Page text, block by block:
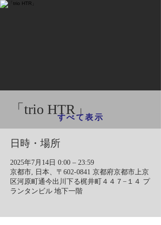
「trio HTR」​
日時・場所
2025年7月14日 0:00 – 23:59
京都市, 日本、〒602-0841 京都府京都市上京
区河原町通今出川下る梶井町４４７−１４ プ
ランタンビル 地下一階
すべて表示